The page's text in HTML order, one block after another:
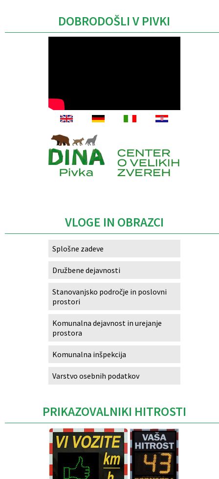
DOBRODOŠLI V PIVKI
VLOGE IN OBRAZCI
Splošne zadeve
Družbene dejavnosti
Stanovanjsko področje in poslovni
prostori
Komunalna dejavnost in urejanje
prostora
Komunalna inšpekcija
Varstvo osebnih podatkov
PRIKAZOVALNIKI HITROSTI